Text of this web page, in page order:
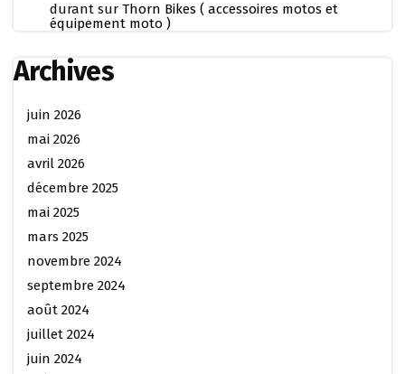
durant sur Thorn Bikes ( accessoires motos et
équipement moto )
Archives
juin 2026
mai 2026
avril 2026
décembre 2025
mai 2025
mars 2025
novembre 2024
septembre 2024
août 2024
juillet 2024
juin 2024